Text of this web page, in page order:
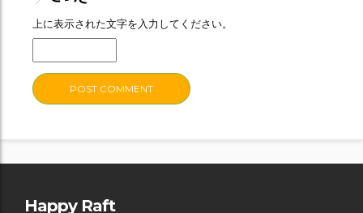
上に表示された文字を入力してください。
Happy Raft